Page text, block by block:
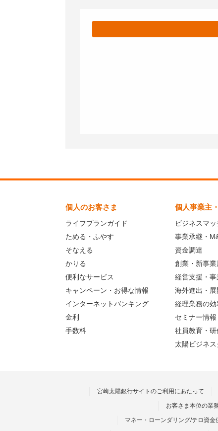
個人のお客さま
ライフプランガイド
ためる・ふやす
そなえる
かりる
便利なサービス
キャンペーン・お得な情報
インターネットバンキング
金利
手数料
個人事業主
ビジネスマ
事業承継・
資金調達
創業・新事業
経営支援・事
海外進出・展
経理業務の効
セミナー情報
社員教育・研
太陽ビジネ
宮崎太陽銀行サイトのご利用にあたって
お客さま本位の業
マネー・ローンダリング/テロ資